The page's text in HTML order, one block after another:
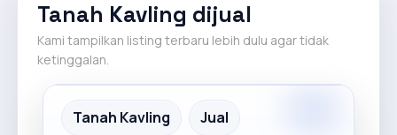
Tanah Kavling dijual
Kami tampilkan listing terbaru lebih dulu agar tidak
ketinggalan.
Recommended
Tanah Kavling Jual